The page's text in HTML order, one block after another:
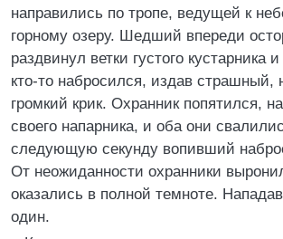
направились по тропе, ведущей к
горному озеру. Шедший впереди
раздвинул ветки густого кустарника
кто-то набросился, издав страшный,
громкий крик. Охранник попятился,
своего напарника, и оба они
следующую секунду вопивший
От неожиданности охранники
оказались в полной темноте.
один.